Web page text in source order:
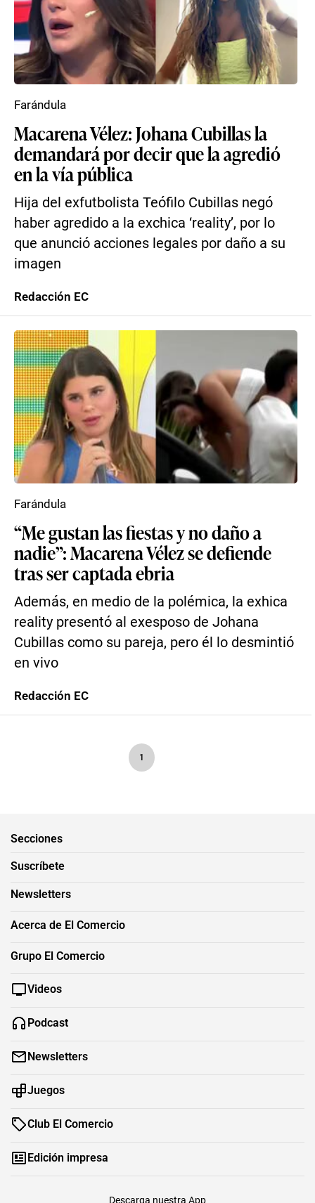
Macarena Vélez: Johana Cubillas la
demandará por decir que la agredió
en la vía pública
Hija del exfutbolista Teófilo Cubillas negó
haber agredido a la exchica ‘reality’, por lo
que anunció acciones legales por daño a su
imagen
Farándula
Redacción EC
“Me gustan las fiestas y no daño a
nadie”: Macarena Vélez se defiende
tras ser captada ebria
Además, en medio de la polémica, la exhica
reality presentó al exesposo de Johana
Cubillas como su pareja, pero él lo desmintió
en vivo
Farándula
Redacción EC
1
Secciones
Suscríbete
Newsletters
Acerca de El Comercio
Grupo El Comercio
Videos
Podcast
Newsletters
Juegos
Club El Comercio
Edición impresa
Descarga nuestra App